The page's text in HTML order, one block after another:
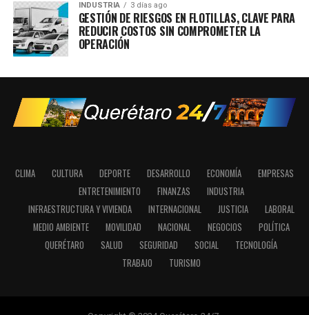
INDUSTRIA 3 días ago
GESTIÓN DE RIESGOS EN FLOTILLAS, CLAVE PARA
REDUCIR COSTOS SIN COMPROMETER LA
OPERACIÓN
CLIMA CULTURA DEPORTE DESARROLLO ECONOMÍA
EMPRESAS
ENTRETENIMIENTO
FINANZAS
INDUSTRIA
INFRAESTRUCTURA Y VIVIENDA
INTERNACIONAL JUSTICIA
LABORAL
MEDIO AMBIENTE
MOVILIDAD NACIONAL NEGOCIOS
POLÍTICA
QUERÉTARO
SALUD SEGURIDAD SOCIAL
TECNOLOGÍA
TRABAJO
TURISMO